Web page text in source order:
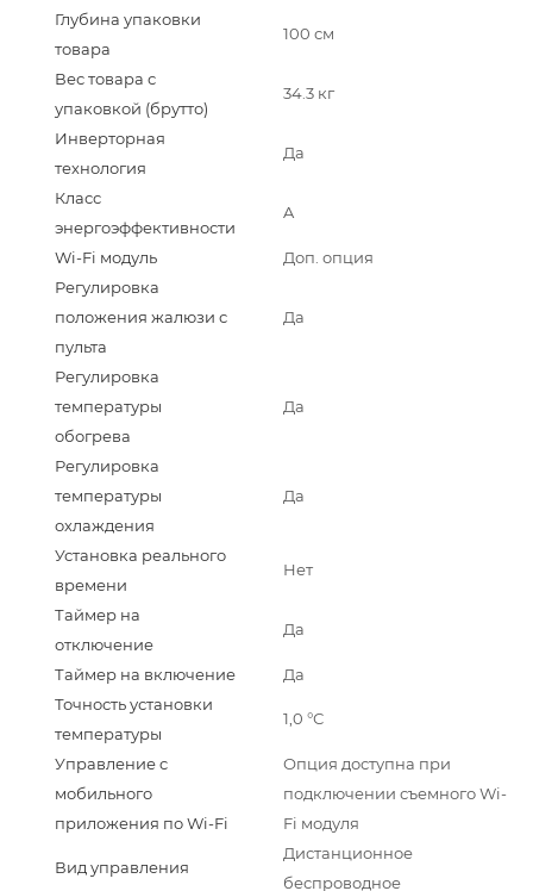
Глубина упаковки
товара
100 см
Вес товара с
упаковкой (брутто)
34.3 кг
Инверторная
технология
Да
Класс
энергоэффективности
A
Wi-Fi модуль
Доп. опция
Регулировка
положения жалюзи с
пульта
Да
Регулировка
температуры
обогрева
Да
Регулировка
температуры
охлаждения
Да
Установка реального
времени
Нет
Таймер на
отключение
Да
Таймер на включение
Да
Точность установки
температуры
1,0 °С
Управление c
мобильного
приложения по Wi-Fi
Опция доступна при
подключении съемного Wi-
Fi модуля
Вид управления
Дистанционное
беспроводное